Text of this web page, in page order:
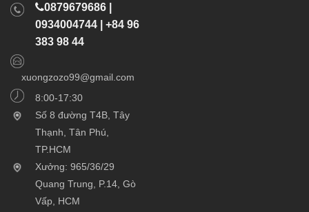
0879679686 |
0934004744 | +84 96
383 98 44
xuongzozo99@gmail.com
8:00-17:30
Số 8 đường T4B, Tây
Thạnh, Tân Phú,
TP.HCM
Xưởng: 965/36/29
Quang Trung, P.14, Gò
Vấp, HCM